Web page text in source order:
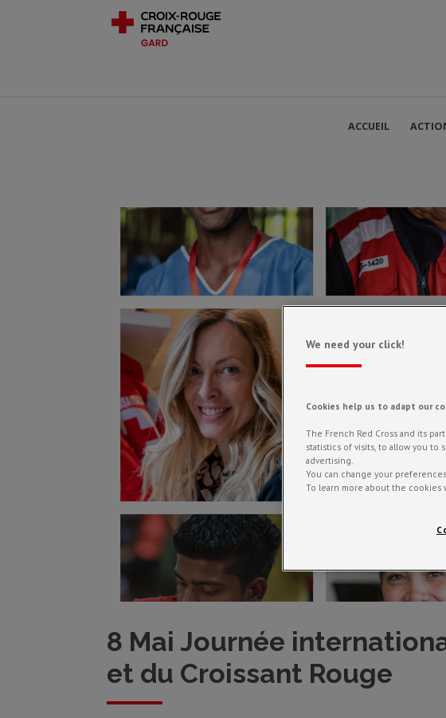
ACCUEIL
8 Mai Journée
et du Croissant Rouge
We need your click!
Cookies help us to adapt our
The French Red Cross and its
statistics of visits, to allow you
advertising.
You can change your
To learn more about the cookies